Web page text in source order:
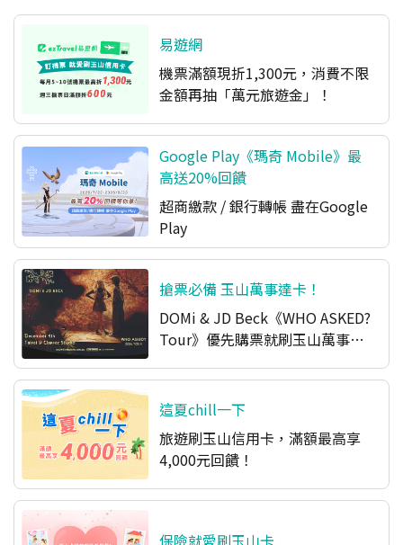
易遊網
機票滿額現折1,300元，消費不限
金額再抽「萬元旅遊金」！
Google Play《瑪奇 Mobile》最
高送20%回饋
超商繳款 / 銀行轉帳 盡在Google
Play​
搶票必備 玉山萬事達卡！
DOMi & JD Beck《WHO ASKED?
Tour》優先購票就刷玉山萬事達
這夏chill一下
旅遊刷玉山信用卡，滿額最高享
4,000元回饋！